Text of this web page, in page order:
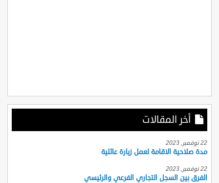
أخر المقالات
22 نوفمبر, 2023
مدة صلاحية الاقامة لعمل زيارة عائلية
22 نوفمبر, 2023
الفرق بين السجل التجاري الفرعي والرئيسي